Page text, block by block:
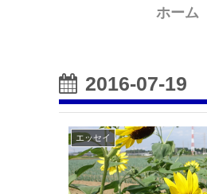
ホーム
2016-07-19
エッセイ